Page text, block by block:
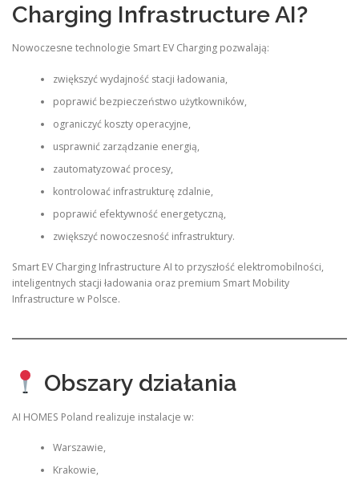
Charging Infrastructure AI?
Nowoczesne technologie Smart EV Charging pozwalają:
zwiększyć wydajność stacji ładowania,
poprawić bezpieczeństwo użytkowników,
ograniczyć koszty operacyjne,
usprawnić zarządzanie energią,
zautomatyzować procesy,
kontrolować infrastrukturę zdalnie,
poprawić efektywność energetyczną,
zwiększyć nowoczesność infrastruktury.
Smart EV Charging Infrastructure AI to przyszłość elektromobilności,
inteligentnych stacji ładowania oraz premium Smart Mobility
Infrastructure w Polsce.
Obszary działania
AI HOMES Poland realizuje instalacje w:
Warszawie,
Krakowie,